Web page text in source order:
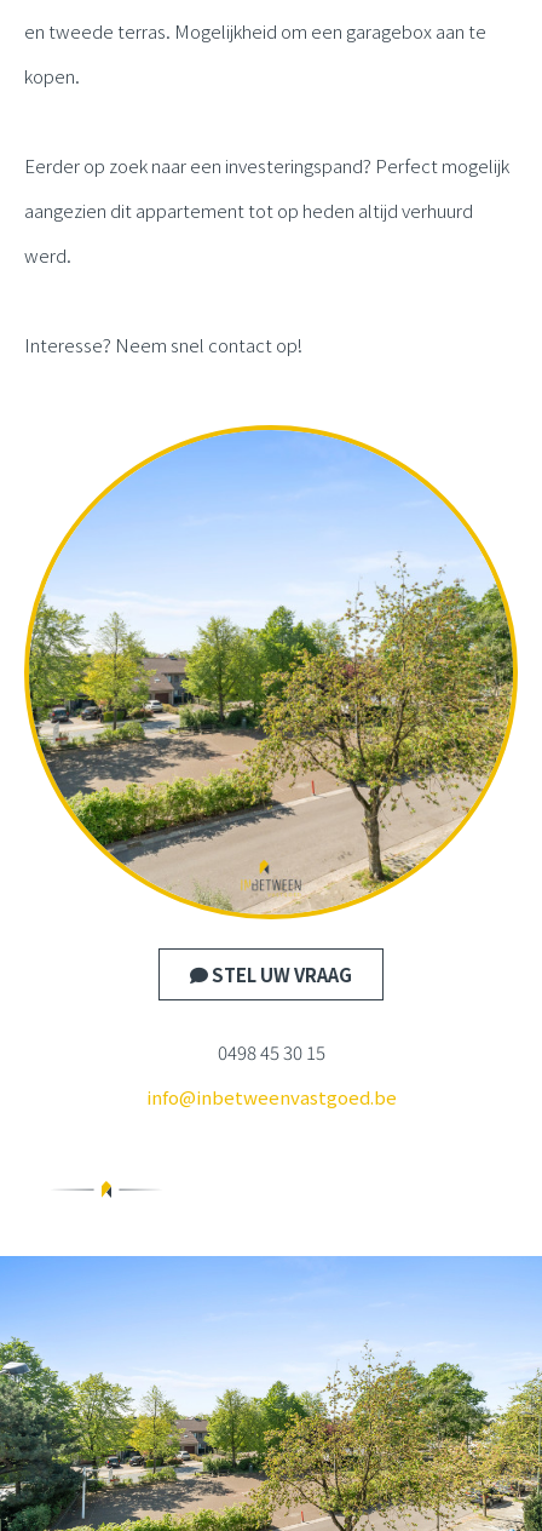
en tweede terras. Mogelijkheid om een garagebox aan te
kopen.
Eerder op zoek naar een investeringspand? Perfect mogelijk
aangezien dit appartement tot op heden altijd verhuurd
werd.
Interesse? Neem snel contact op!
STEL UW VRAAG
0498 45 30 15
info@inbetweenvastgoed.be